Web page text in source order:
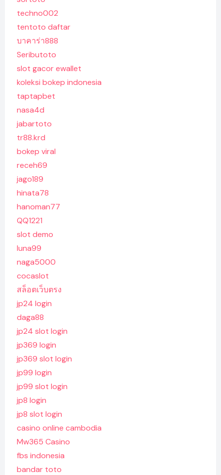
techno002
tentoto daftar
บาคาร่า888
Seributoto
slot gacor ewallet
koleksi bokep indonesia
taptapbet
nasa4d
jabartoto
tr88.krd
bokep viral
receh69
jago189
hinata78
hanoman77
QQ1221
slot demo
luna99
naga5000
cocaslot
สล็อตเว็บตรง
jp24 login
daga88
jp24 slot login
jp369 login
jp369 slot login
jp99 login
jp99 slot login
jp8 login
jp8 slot login
casino online cambodia
Mw365 Casino
fbs indonesia
bandar toto